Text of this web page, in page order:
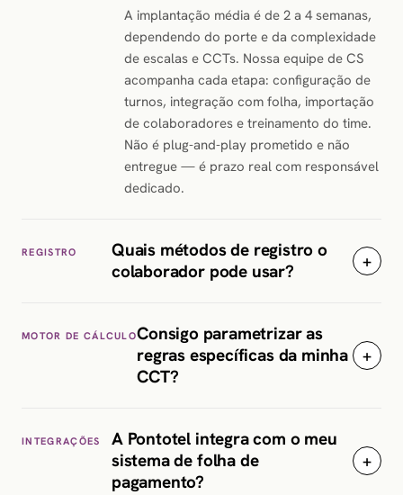
A implantação média é de 2 a 4 semanas,
dependendo do porte e da complexidade
de escalas e CCTs. Nossa equipe de CS
acompanha cada etapa: configuração de
turnos, integração com folha, importação
de colaboradores e treinamento do time.
Não é plug-and-play prometido e não
entregue — é prazo real com responsável
dedicado.
REGISTRO
Quais métodos de registro o
colaborador pode usar?
+
MOTOR DE CÁLCULOConsigo parametrizar as
regras específicas da minha
CCT?
+
INTEGRAÇÕES
A Pontotel integra com o meu
sistema de folha de
pagamento?
+